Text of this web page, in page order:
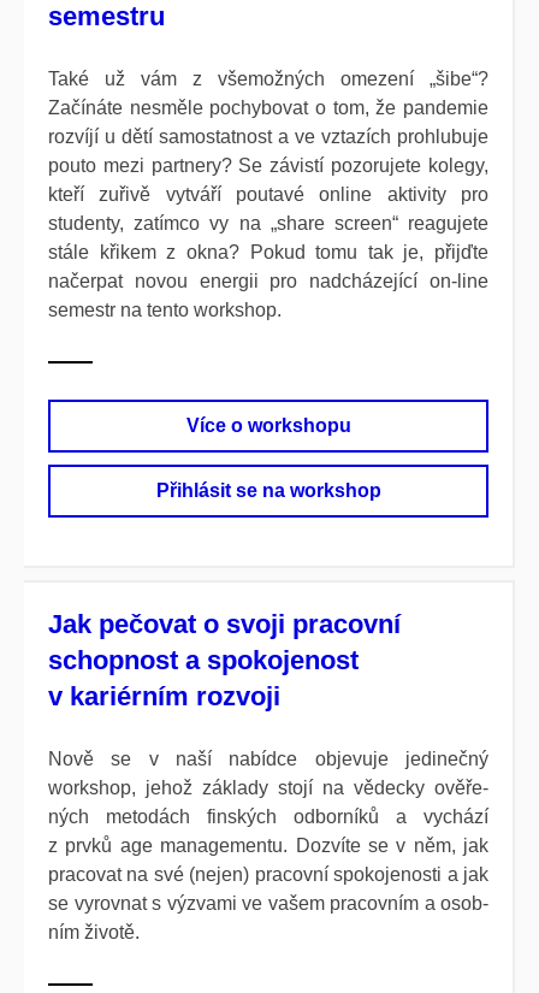
semestru
Také už vám z všemožných omezení „šibe“?
Začínáte nesměle pochy­bovat o tom, že pandemie
rozvíjí u dětí samostatnost a ve vztazích pro­hlubuje
pouto mezi partnery? Se závistí pozorujete kolegy,
kteří zuřivě vytváří poutavé online aktivity pro
studenty, zatímco vy na „share screen“ reagujete
stále křikem z okna? Pokud tomu tak je, přijďte
načerpat novou energii pro nad­cházející on-line
semestr na tento workshop.
Více o workshopu
Přihlásit se na workshop
Jak pečovat o svoji pracovní
schopnost a spokojenost
v kariérním rozvoji
Nově se v naší nabídce objevuje jedi­nečný
workshop, jehož základy stojí na vědec­ky ověře­
ných meto­dách finských odbor­níků a vychází
z prvků age manage­mentu. Dozvíte se v něm, jak
praco­vat na své (nejen) pracov­ní spokoje­nosti a jak
se vyrov­­nat s vý­zvami ve vašem pracov­ním a osob­
ním životě.